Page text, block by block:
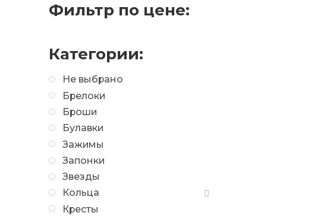
Фильтр по цене:
Категории:
Не выбрано
Брелоки
Броши
Булавки
Зажимы
Запонки
Звезды
Кольца
Кресты